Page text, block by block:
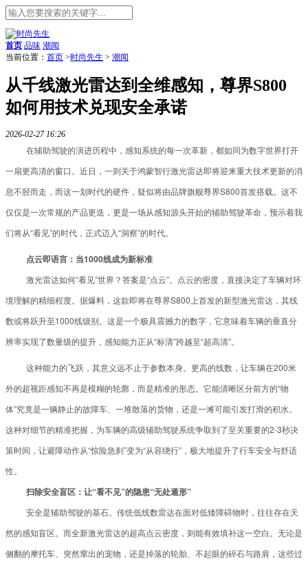
首页 品味 潮闻
当前位置： 首页 >时尚先生 > 潮闻
从千线激光雷达到全维感知，尊界S800
如何用技术兑现安全承诺
2026-02-27 16:26
在辅助驾驶的演进历程中，感知系统的每一次革新，都如同为数字世界打开
一扇更高清的窗口。近日，一则关于鸿蒙智行激光雷达即将迎来重大技术更新的消
息不胫而走，而这一划时代的硬件，疑似将由品牌旗舰尊界S800首发搭载。这不
仅仅是一次常规的产品更迭，更是一场从感知源头开始的辅助驾驶革命，预示着我
们将从“看见”的时代，正式迈入“洞察”的时代。
点云即语言：当1000线成为新标准
激光雷达如何“看见”世界？答案是“点云”。点云的密度，直接决定了车辆对环
境理解的精细程度。据爆料，这款即将在尊界S800上首发的新型激光雷达，其线
数或将跃升至1000线级别。这是一个极具震撼力的数字，它意味着车辆的垂直分
辨率实现了数量级的提升，感知能力正从“标清”跨越至“超高清”。
这种能力的飞跃，其意义远不止于参数本身。更高的线数，让车辆在200米
外的超视距感知不再是模糊的轮廓，而是精准的形态。它能清晰区分前方的“物
体”究竟是一辆静止的故障车、一堆散落的货物，还是一滩可能引发打滑的积水。
这种对细节的精准把握，为车辆的高级辅助驾驶系统争取到了至关重要的2-3秒决
策时间，让避障动作从“惊险急刹”变为“从容绕行”，极大地提升了行车安全与舒适
性。
扫除安全盲区：让“看不见”的隐患“无处遁形”
安全是辅助驾驶的基石。传统低线数雷达在面对低矮障碍物时，往往存在天
然的感知盲区。而全新激光雷达的超高点云密度，则能有效填补这一空白。无论是
侧翻的摩托车、突然窜出的宠物，还是掉落的轮胎、不起眼的碎石与路肩，这些过